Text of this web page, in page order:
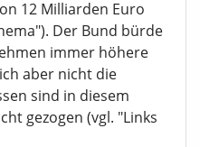
bzw.
Steuermitteln. Hier
12 Milliarden Euro
Der Bund bürde
immer höhere
aber nicht die
sind in diesem